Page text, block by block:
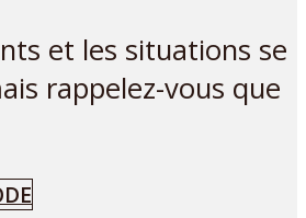
et les situations se
rappelez-vous que